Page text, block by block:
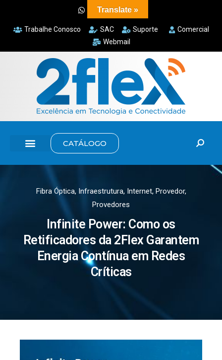
Trabalhe Conosco SAC Suporte
Comercial
Webmail
CATÁLOGO
Fibra Óptica, Infraestrutura, Internet, Provedor,
Provedores
Infinite Power: Como os
Retificadores da 2Flex Garantem
Energia Contínua em Redes
Críticas
Translate »